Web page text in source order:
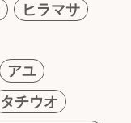
ヒラマサ
アユ
タチウオ